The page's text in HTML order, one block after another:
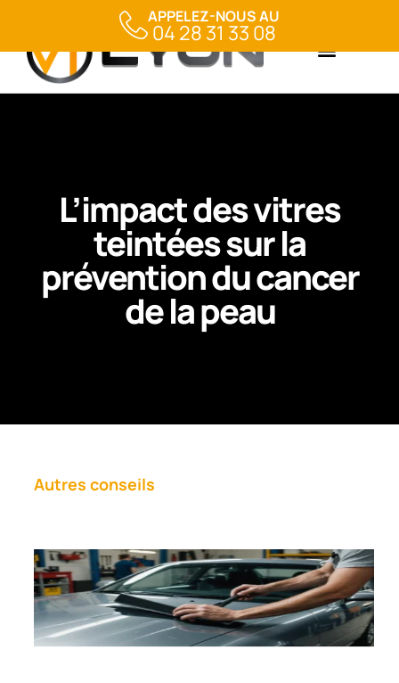
L’impact des vitres
teintées sur la
prévention du cancer
de la peau
Autres conseils
APPELEZ-NOUS AU
04 28 31 33 08